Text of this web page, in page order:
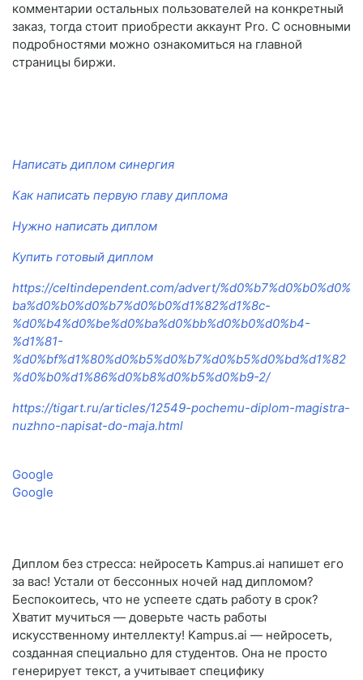
комментарии остальных пользователей на конкретный
заказ, тогда стоит приобрести аккаунт Pro. С основными
подробностями можно ознакомиться на главной
страницы биржи.
Написать диплом синергия
Как написать первую главу диплома
Нужно написать диплом
Купить готовый диплом
https://celtindependent.com/advert/%d0%b7%d0%b0%d0%
ba%d0%b0%d0%b7%d0%b0%d1%82%d1%8c-
%d0%b4%d0%be%d0%ba%d0%bb%d0%b0%d0%b4-
%d1%81-
%d0%bf%d1%80%d0%b5%d0%b7%d0%b5%d0%bd%d1%82
%d0%b0%d1%86%d0%b8%d0%b5%d0%b9-2/
https://tigart.ru/articles/12549-pochemu-diplom-magistra-
nuzhno-napisat-do-maja.html
Google
Google
Диплом без стресса: нейросеть Kampus.ai напишет его
за вас! Устали от бессонных ночей над дипломом?
Беспокоитесь, что не успеете сдать работу в срок?
Хватит мучиться — доверьте часть работы
искусственному интеллекту! Kampus.ai — нейросеть,
созданная специально для студентов. Она не просто
генерирует текст, а учитывает специфику